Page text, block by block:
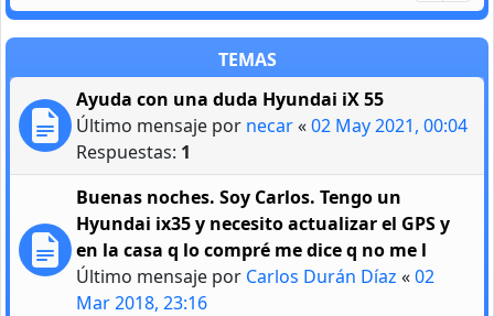
TEMAS
Ayuda con una duda Hyundai iX 55
Último mensaje por necar«02 May 2021, 00:04
Respuestas: 1
Buenas noches. Soy Carlos. Tengo un
Hyundai ix35 y necesito actualizar el GPS y
en la casa q lo compré me dice q no me l
Último mensaje por Carlos Durán Díaz «02
Mar 2018, 23:16